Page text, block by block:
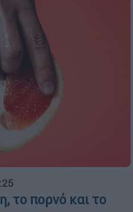
το πορνό και το